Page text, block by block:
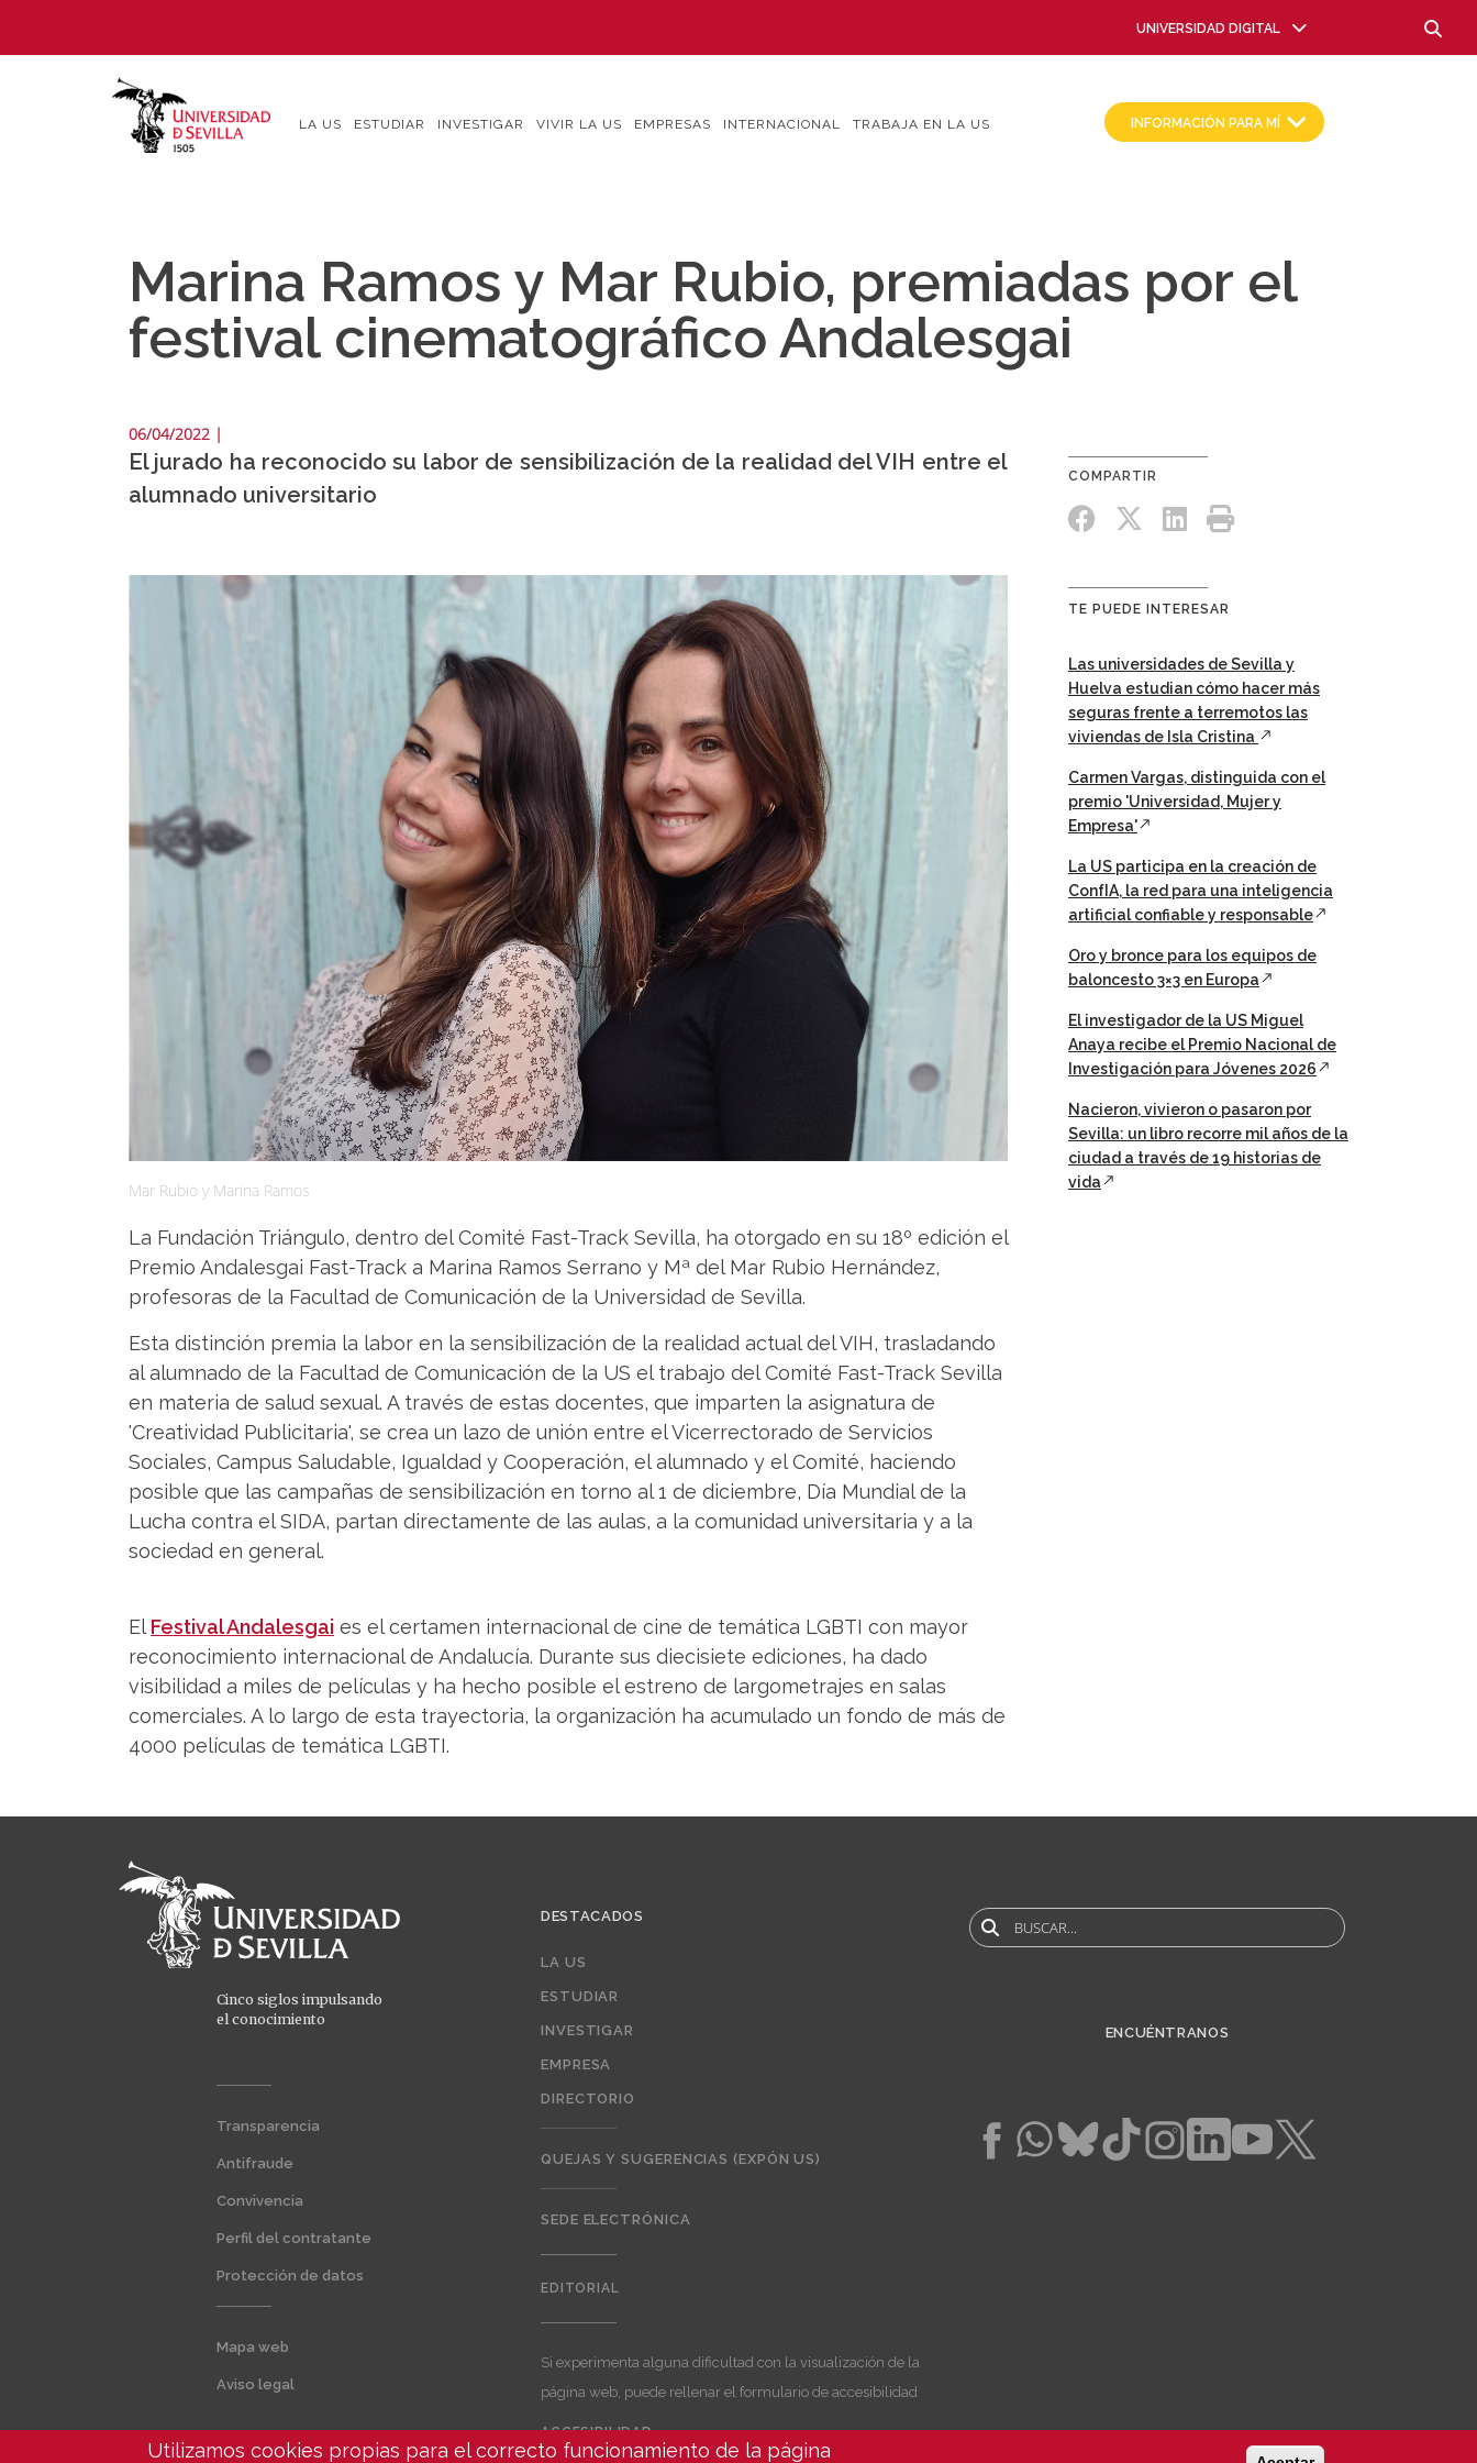
contenido
UNIVERSIDAD DIGITAL
LA US ESTUDIAR INVESTIGAR VIVIR LA US EMPRESAS INTERNACIONAL TRABAJA EN LA US INFORMACIÓN PARA MÍ
Marina Ramos y Mar Rubio, premiadas por el
festival cinematográfico Andalesgai
06/04/2022 |
El jurado ha reconocido su labor de sensibilización de la realidad del VIH entre el
alumnado universitario
Mar Rubio y Marina Ramos
La Fundación Triángulo, dentro del Comité Fast-Track Sevilla, ha otorgado en su 18º edición el
Premio Andalesgai Fast-Track a Marina Ramos Serrano y Mª del Mar Rubio Hernández,
profesoras de la Facultad de Comunicación de la Universidad de Sevilla.
Esta distinción premia la labor en la sensibilización de la realidad actual del VIH, trasladando
al alumnado de la Facultad de Comunicación de la US el trabajo del Comité Fast-Track Sevilla
en materia de salud sexual. A través de estas docentes, que imparten la asignatura de
'Creatividad Publicitaria', se crea un lazo de unión entre el Vicerrectorado de Servicios
Sociales, Campus Saludable, Igualdad y Cooperación, el alumnado y el Comité, haciendo
posible que las campañas de sensibilización en torno al 1 de diciembre, Día Mundial de la
Lucha contra el SIDA, partan directamente de las aulas, a la comunidad universitaria y a la
sociedad en general.
El Festival Andalesgai es el certamen internacional de cine de temática LGBTI con mayor
reconocimiento internacional de Andalucía. Durante sus diecisiete ediciones, ha dado
visibilidad a miles de películas y ha hecho posible el estreno de largometrajes en salas
comerciales. A lo largo de esta trayectoria, la organización ha acumulado un fondo de más de
4000 películas de temática LGBTI.
TE PUEDE INTERESAR
Las universidades de Sevilla y
Huelva estudian cómo hacer más
seguras frente a terremotos las
viviendas de Isla Cristina
Carmen Vargas, distinguida con el
premio 'Universidad, Mujer y
Empresa'
La US participa en la creación de
ConfIA, la red para una inteligencia
artificial confiable y responsable
Oro y bronce para los equipos de
baloncesto 3×3 en Europa
El investigador de la US Miguel
Anaya recibe el Premio Nacional de
Investigación para Jóvenes 2026
Nacieron, vivieron o pasaron por
Sevilla: un libro recorre mil años de la
ciudad a través de 19 historias de
vida
Cinco siglos impulsando
el conocimiento
Transparencia
Antifraude
Convivencia
Perfil del contratante
Protección de datos
Mapa web
Aviso legal
DESTACADOS
LA US
ESTUDIAR
INVESTIGAR
EMPRESA
DIRECTORIO
QUEJAS Y SUGERENCIAS (EXPÓN US)
SEDE ELECTRÓNICA
EDITORIAL
Si experimenta alguna dificultad con la visualización de la
página web, puede rellenar el formulario de accesibilidad
ACCESIBILIDAD
Buscar
ENCUÉNTRANOS
Utilizamos cookies propias para el correcto funcionamiento de la página